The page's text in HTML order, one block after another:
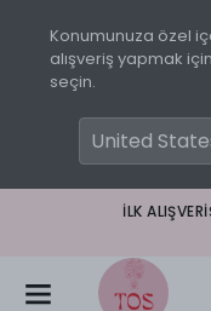
Konumunuza özel
alışveriş yapmak
seçin.
İLK